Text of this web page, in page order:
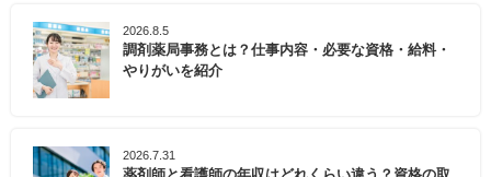
2026.8.5
調剤薬局事務とは？仕事内容・必要な資格・給料・
やりがいを紹介
2026.7.31